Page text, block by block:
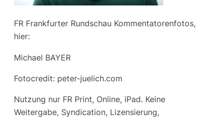
FR Frankfurter Rundschau Kommentatorenfotos,
hier:
Michael BAYER
Fotocredit: peter-juelich.com
Nutzung nur FR Print, Online, iPad. Keine
Weitergabe, Syndication, Lizensierung,